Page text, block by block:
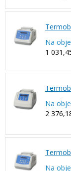
Na
1
Na
2
Na